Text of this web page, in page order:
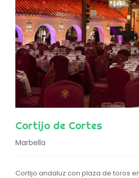
Cortijo de Cortes
Marbella
Cortijo andaluz con plaza de toros